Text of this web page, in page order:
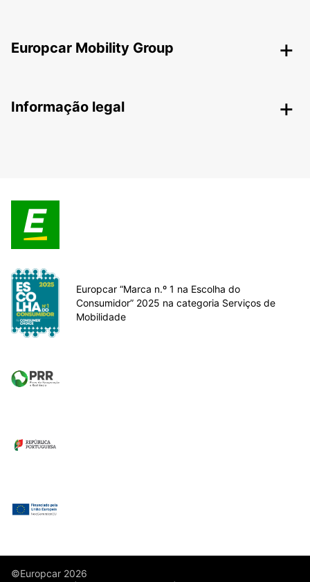
Europcar Mobility Group
Informação legal
Europcar “Marca n.º 1 na Escolha do
Consumidor” 2025 na categoria Serviços de
Mobilidade
©Europcar 2026